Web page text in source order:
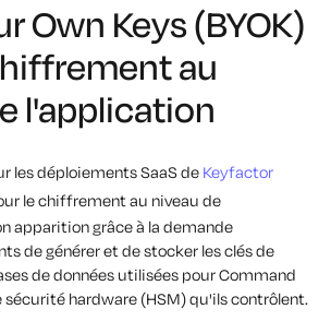
Own Keys (BYOK)
au
l'application
les déploiements SaaS de Keyfactor
le chiffrement au niveau de
apparition grâce à la demande
de générer et de stocker les clés de
de données utilisées pour Command
sécurité hardware (HSM) qu'ils contrôlent.